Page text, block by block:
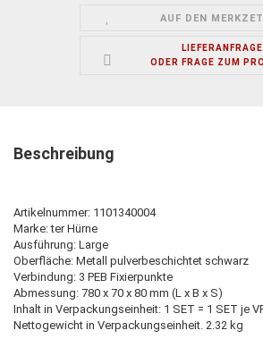
AUF DEN
LIEFERANFRAGE
ODER FRAGE ZUM
Beschreibung
Artikelnummer: 1101340004
Marke: ter Hürne
Ausführung: Large
Oberfläche: Metall pulverbeschichtet schwarz
Verbindung: 3 PEB Fixierpunkte
Abmessung: 780 x 70 x 80 mm (L x B x S)
Inhalt in Verpackungseinheit: 1 SET = 1 SET je
Nettogewicht in Verpackungseinheit. 2.32 kg